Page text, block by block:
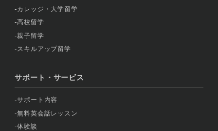
カレッジ・大学留学
高校留学
親子留学
スキルアップ留学
サポート・サービス
サポート内容
無料英会話レッスン
体験談